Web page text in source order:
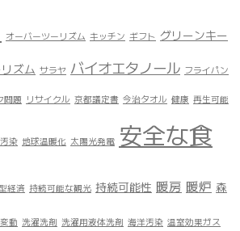
オーバーツーリズム キッチン ギフト グリーンキー
ズム サラヤ バイオエタノール フライパン
問題 リサイクル 京都議定書 今治タオル 健康 再生可能
染 地球温暖化 太陽光発電 安全な食
経済 持続可能な観光 持続可能性 暖房 暖炉 森
動 洗濯洗剤 洗濯用液体洗剤 海洋汚染 温室効果ガス